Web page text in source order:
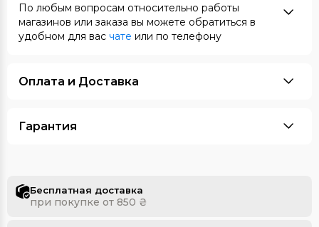
По любым вопросам относительно работы
магазинов или заказа вы можете обратиться в
удобном для вас чате или по телефону
Оплата и Доставка
Гарантия
Бесплатная доставка
при покупке от 850 ₴